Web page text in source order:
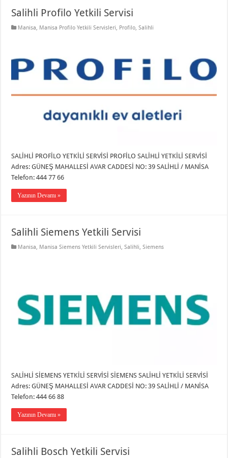
Salihli Profilo Yetkili Servisi
Manisa, Manisa Profilo Yetkili Servisleri, Profilo,Salihli
SALİHLİ PROFİLO YETKİLİ SERVİSİ PROFİLO SALİHLİ YETKİLİ SERVİSİ
Adres: GÜNEŞ MAHALLESİ AVAR CADDESİ NO: 39 SALİHLİ / MANİSA
Telefon: 444 77 66
Yazının Devamı »
Salihli Siemens Yetkili Servisi
Manisa, Manisa Siemens Yetkili Servisleri,Salihli,Siemens
SALİHLİ SİEMENS YETKİLİ SERVİSİ SİEMENS SALİHLİ YETKİLİ SERVİSİ
Adres: GÜNEŞ MAHALLESİ AVAR CADDESİ NO: 39 SALİHLİ / MANİSA
Telefon: 444 66 88
Yazının Devamı »
Salihli Bosch Yetkili Servisi